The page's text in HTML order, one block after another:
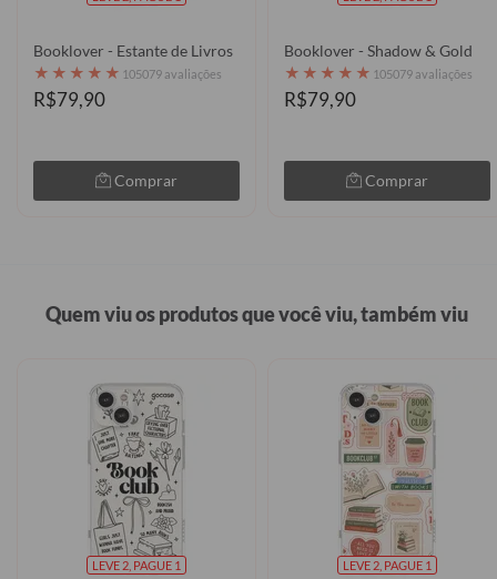
Booklover - Estante de Livros
★ ★ ★ ★ ★ 105079 avaliações
R$79,90
Comprar
Booklover - Shadow & Gold
★ ★ ★ ★ ★ 105079 avaliações
R$79,90
Comprar
Quem viu os produtos que você viu, também viu
LEVE 2, PAGUE 1 LEVE 2, PAGUE 1